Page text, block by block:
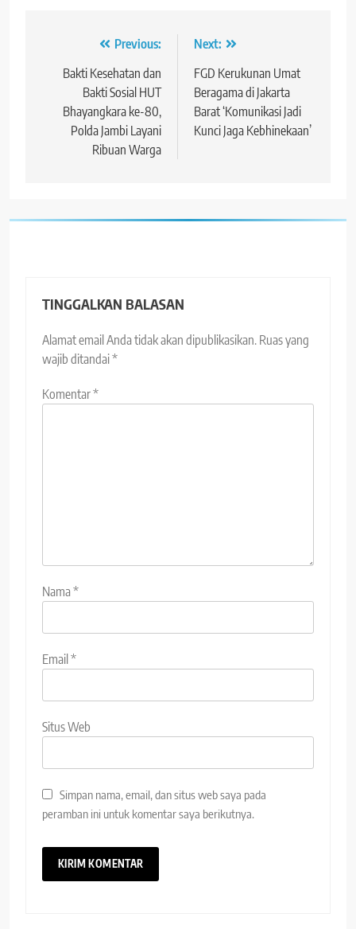
Navigasi
pos
Previous:
Bakti Kesehatan dan
Bakti Sosial HUT
Bhayangkara ke-80,
Polda Jambi Layani
Ribuan Warga
Next:
FGD Kerukunan Umat
Beragama di Jakarta
Barat ‘Komunikasi Jadi
Kunci Jaga Kebhinekaan’
TINGGALKAN BALASAN
Alamat email Anda tidak akan dipublikasikan. Ruas yang
wajib ditandai*
Komentar*
Nama*
Email *
Situs Web
Simpan nama, email, dan situs web saya pada
peramban ini untuk komentar saya berikutnya.